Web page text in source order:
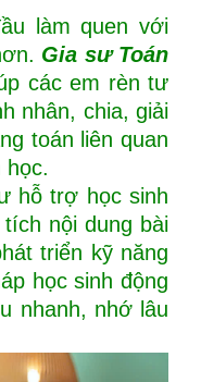
làm quen với
Gia sư Toán
các em rèn tư
nhân, chia, giải
toán liên quan
học.
hỗ trợ học sinh
tích nội dung bài
triển kỹ năng
học sinh động
nhanh, nhớ lâu